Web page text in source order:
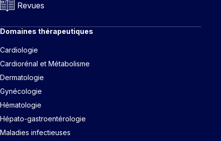
Revues
Domaines thérapeutiques
Cardiologie
Cardiorénal et Métabolisme
Dermatologie
Gynécologie
Hématologie
Hépato-gastroentérologie
Maladies infectieuses